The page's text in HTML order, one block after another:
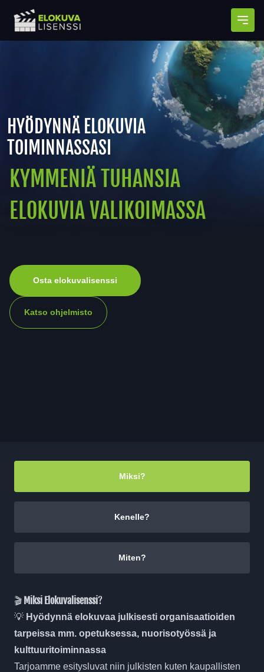
HYÖDYNNÄ ELOKUVIA
TOIMINNASSASI
KYMMENIÄ TUHANSIA
ELOKUVIA VALIKOIMASSA
Osta elokuvalisenssi
Katso ohjelmisto
Miksi?
Kenelle?
Miten?
🎬 Miksi Elokuvalisenssi?
💡 Hyödynnä elokuvaa julkisesti organisaatioiden
tarpeissa mm. opetuksessa, nuorisotyössä ja
kulttuuritoiminnassa
Tarjoamme esitysluvat niin julkisten kuten kaupallisten